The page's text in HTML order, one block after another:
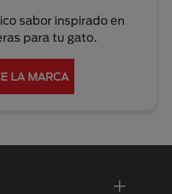
sabor inspirado en
para tu gato.
LA MARCA